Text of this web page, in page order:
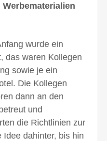
wurde ein
das waren Kollegen
sowie je ein
Die Kollegen
dann an den
und
die Richtlinien zur
Idee dahinter, bis hin